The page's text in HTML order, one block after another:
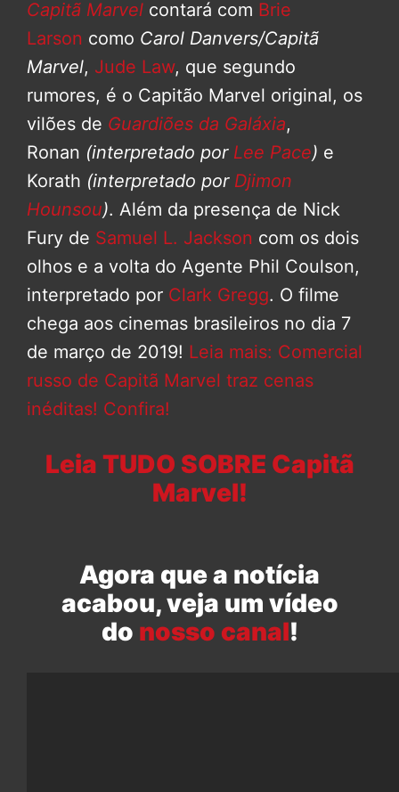
Capitã Marvel contará com Brie
Larson como Carol Danvers/Capitã
Marvel, Jude Law, que segundo
rumores, é o Capitão Marvel original, os
vilões de Guardiões da Galáxia,
Ronan (interpretado por Lee Pace) e
Korath (interpretado por Djimon
Hounsou). Além da presença de Nick
Fury de Samuel L. Jackson com os dois
olhos e a volta do Agente Phil Coulson,
interpretado por Clark Gregg. O filme
chega aos cinemas brasileiros no dia 7
de março de 2019! Leia mais: Comercial
russo de Capitã Marvel traz cenas
inéditas! Confira!
Leia TUDO SOBRE Capitã
Marvel!
Agora que a notícia
acabou, veja um vídeo
do nosso canal!